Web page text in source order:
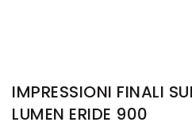
IMPRESSIONI FINALI
LUMEN ERIDE 900